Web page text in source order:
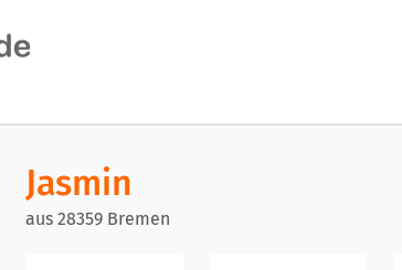
Jasmin
aus 28359 Bremen